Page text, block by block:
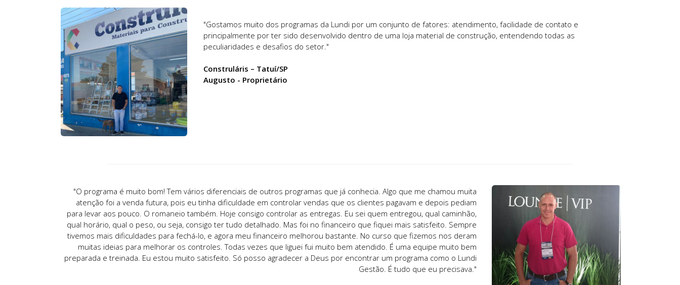
"Gostamos muito dos programas da Lundi por um conjunto de fatores: atendimento, facilidade de contato e
principalmente por ter sido desenvolvido dentro de uma loja material de construção, entendendo todas as
peculiaridades e desafios do setor."
Construláris – Tatuí/SP
Augusto - Proprietário
"O programa é muito bom! Tem vários diferenciais de outros programas que já conhecia. Algo que me chamou muita
atenção foi a venda futura, pois eu tinha dificuldade em controlar vendas que os clientes pagavam e depois pediam
para levar aos pouco. O romaneio também. Hoje consigo controlar as entregas. Eu sei quem entregou, qual caminhão,
qual horário, qual o peso, ou seja, consigo ter tudo detalhado. Mas foi no financeiro que fiquei mais satisfeito. Sempre
tivemos mais dificuldades para fechá-lo, e agora meu financeiro melhorou bastante. No curso que fizemos nos deram
muitas ideias para melhorar os controles. Todas vezes que liguei fui muito bem atendido. É uma equipe muito bem
preparada e treinada. Eu estou muito satisfeito. Só posso agradecer a Deus por encontrar um programa como o Lundi
Gestão. É tudo que eu precisava."